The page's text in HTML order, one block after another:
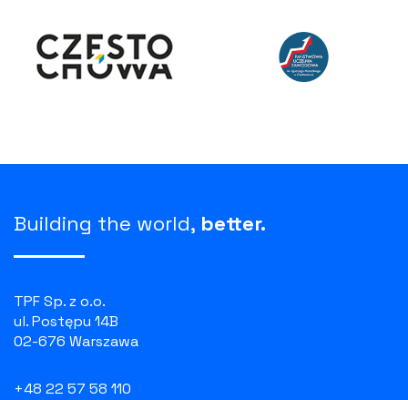
Building the world, better.
TPF Sp. z o.o.
ul. Postępu 14B
02-676 Warszawa
+48 22 57 58 110